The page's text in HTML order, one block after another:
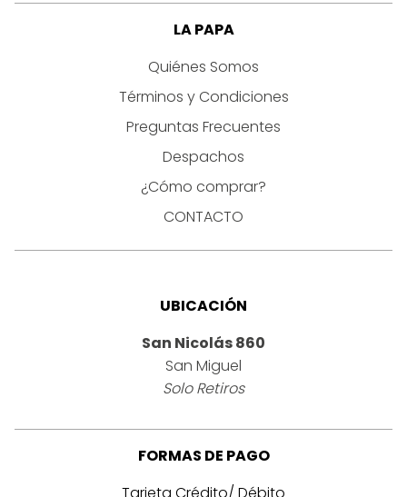
LA PAPA
Quiénes Somos
Términos y Condiciones
Preguntas Frecuentes
Despachos
¿Cómo comprar?
CONTACTO
UBICACIÓN
San Nicolás 860
San Miguel
Solo Retiros
FORMAS DE PAGO